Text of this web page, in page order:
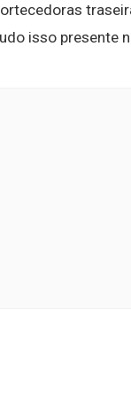
isso presente